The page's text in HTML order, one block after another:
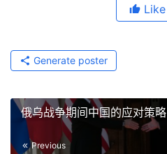
Like
Generate poster
俄乌战争期间中国的应对策略
Previous